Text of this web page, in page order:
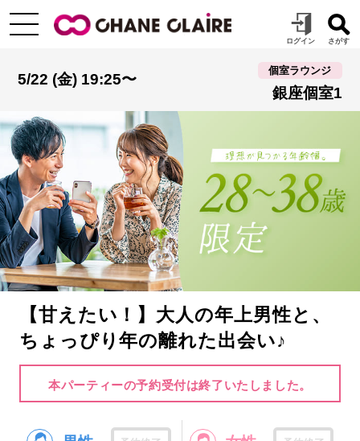
5/22 (金) 19:25〜
個室ラウンジ
銀座個室1
【甘えたい！】大人の年上男性と、
ちょっぴり年の離れた出会い♪
本パーティーの予約受付は終了いたしました。